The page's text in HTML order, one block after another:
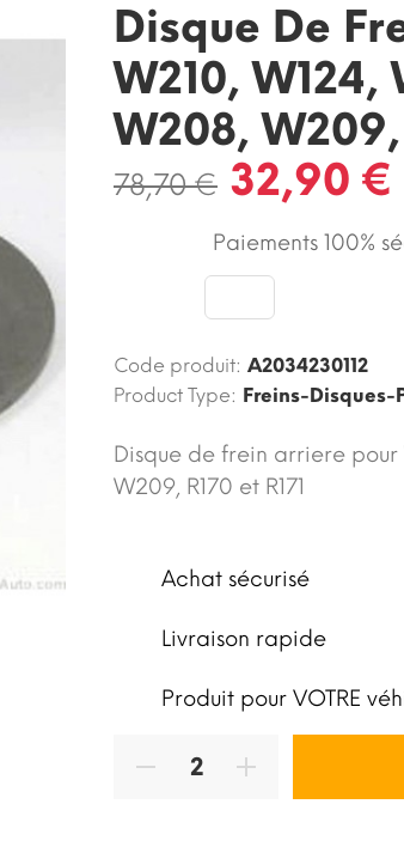
Disque De
W210, W124,
W208, W209,
78,70 € 32,90 €
Paiements 100%
Code produit: A2034230112
Product Type: Freins-
Disque de frein arriere pour
W209, R170 et R171
Achat sécurisé
Livraison rapide
Produit pour VOTRE